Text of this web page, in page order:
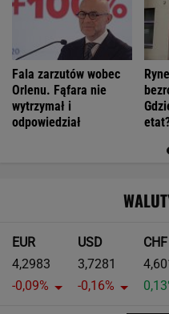
Fala zarzutów wobec
Orlenu. Fąfara nie
wytrzymał i
odpowiedział
EUR
4,2983
-0,09%
USD
3,7281
-0,16%
CHF